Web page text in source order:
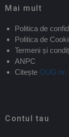
Mai mult
Politica de
Politica de
Termeni și
ANPC
Citește OUG nr.
Contul tau